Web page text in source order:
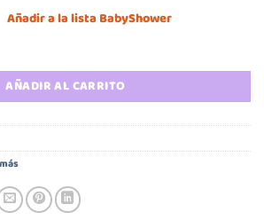
Añadir a la lista BabyShower
cantidad
AÑADIR AL CARRITO